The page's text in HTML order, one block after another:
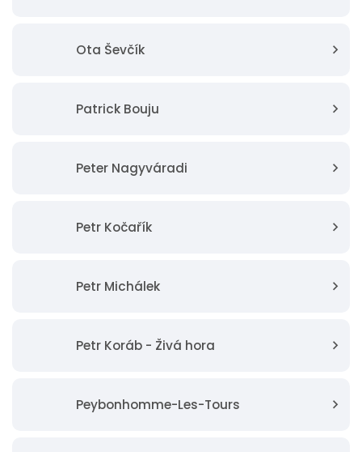
Ota Ševčík
Patrick Bouju
Peter Nagyváradi
Petr Kočařík
Petr Michálek
Petr Koráb - Živá hora
Peybonhomme-Les-Tours